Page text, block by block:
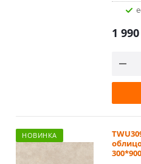
1
НОВИНКА